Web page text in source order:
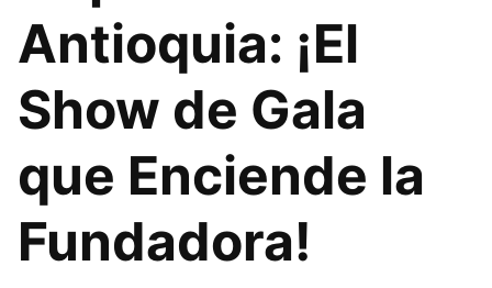
Antioquia: ¡El
Show de Gala
que Enciende la
Fundadora!